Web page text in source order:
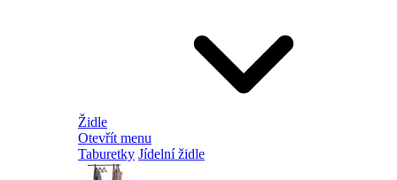
Židle
Otevřít menu
Taburetky Jídelní židle